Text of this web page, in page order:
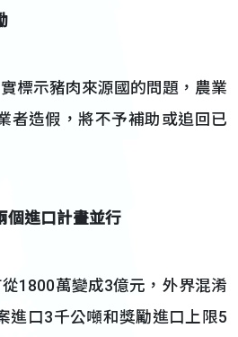
標示豬肉來源國的問題，農業
者造假，將不予補助或追回已
進口計畫並行
1800萬變成3億元，外界混淆
進口3千公噸和獎勵進口上限5